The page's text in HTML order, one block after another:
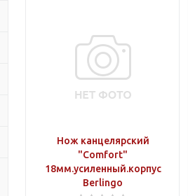
Нож канцелярский
"Comfort"
18мм.усиленный.корпус
Berlingo